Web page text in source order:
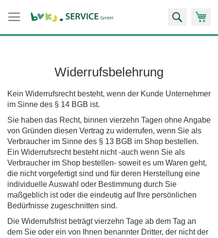
Zum
Inhalt
springen
Suche
Widerrufsbelehrung
Kein Widerrufsrecht besteht, wenn der Kunde Unternehmer
im Sinne des § 14 BGB ist.
Sie haben das Recht, binnen vierzehn Tagen ohne Angabe
von Gründen diesen Vertrag zu widerrufen, wenn Sie als
Verbraucher im Sinne des § 13 BGB im Shop bestellen.
Ein Widerrufsrecht besteht nicht -auch wenn Sie als
Verbraucher im Shop bestellen- soweit es um Waren geht,
die nicht vorgefertigt sind und für deren Herstellung eine
individuelle Auswahl oder Bestimmung durch Sie
maßgeblich ist oder die eindeutig auf Ihre persönlichen
Bedürfnisse zugeschnitten sind.
Die Widerrufsfrist beträgt vierzehn Tage ab dem Tag an
dem Sie oder ein von Ihnen benannter Dritter, der nicht der